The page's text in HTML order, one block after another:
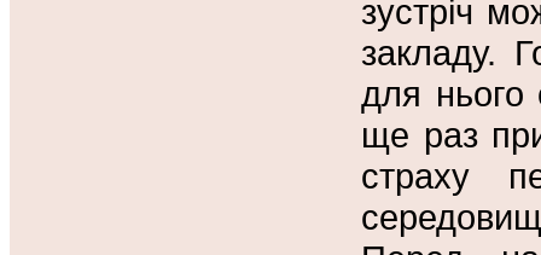
зустріч
закладу.
для нього
ще раз
страху